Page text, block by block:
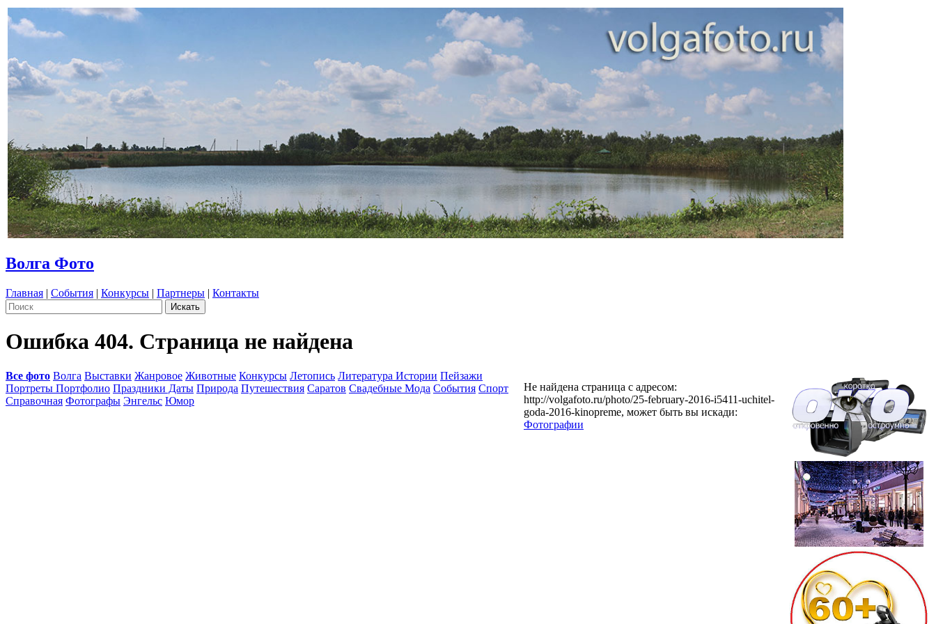
Волга Фото
Главная | События | Конкурсы | Партнеры | Контакты
Ошибка 404. Страница не найдена
Все фото Волга Выставки Жанровое Животные Конкурсы Летопись Литература Истории Пейзажи
Портреты Портфолио Праздники Даты Природа Путешествия Саратов Свадебные Мода События Спорт
Справочная Фотографы Энгельс Юмор
Не найдена страница с адресом:
http://volgafoto.ru/photo/25-february-2016-i5411-uchitel-
goda-2016-kinopreme, может быть вы искади:
Фотографии